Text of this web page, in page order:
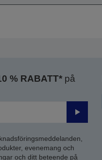
% RABATT*på
Skicka
evenemang och
och ditt beteende på